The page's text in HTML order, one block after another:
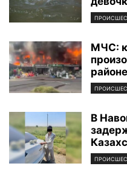
МЧС:
В